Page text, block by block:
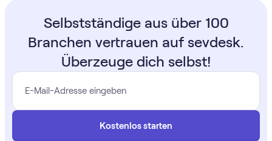
Selbstständige aus über 100
Branchen vertrauen auf sevdesk.
Überzeuge dich selbst!
Kostenlos starten